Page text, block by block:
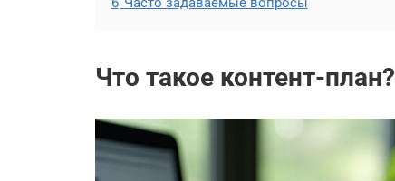
Что такое контент-план?